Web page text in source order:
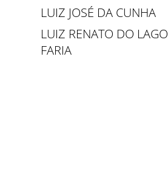
LUIZ JOSÉ DA CUNHA
LUIZ RENATO DO LAGO
FARIA